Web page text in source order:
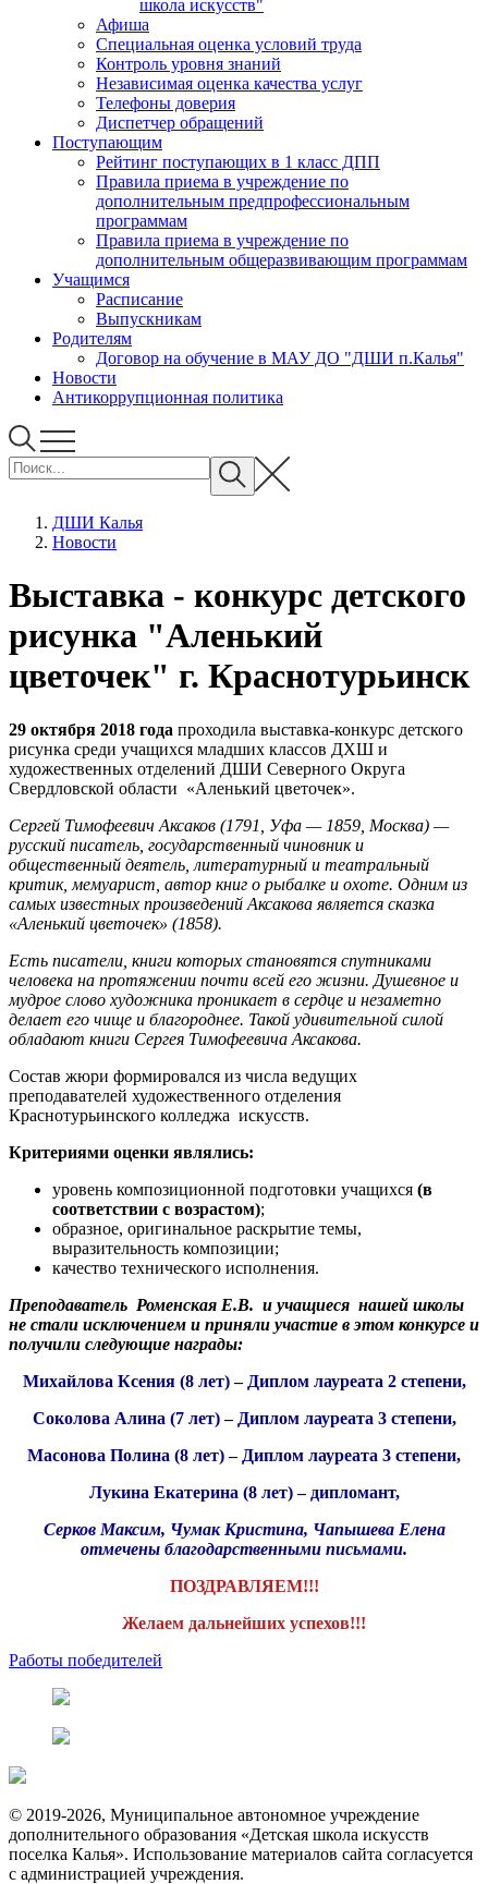
школа искусств"
Афиша
Специальная оценка условий труда
Контроль уровня знаний
Независимая оценка качества услуг
Телефоны доверия
Диспетчер обращений
Поступающим
Рейтинг поступающих в 1 класс ДПП
Правила приема в учреждение по
дополнительным предпрофессиональным
программам
Правила приема в учреждение по
дополнительным общеразвивающим программам
Учащимся
Расписание
Выпускникам
Родителям
Договор на обучение в МАУ ДО "ДШИ п.Калья"
Новости
Антикоррупционная политика
ДШИ Калья
Новости
Выставка - конкурс детского
рисунка "Аленький
цветочек" г. Краснотурьинск
29 октября 2018 года проходила выставка-конкурс детского
рисунка среди учащихся младших классов ДХШ и
художественных отделений ДШИ Северного Округа
Свердловской области «Аленький цветочек».
Сергей Тимофеевич Аксаков (1791, Уфа — 1859, Москва) —
русский писатель, государственный чиновник и
общественный деятель, литературный и театральный
критик, мемуарист, автор книг о рыбалке и охоте. Одним из
самых известных произведений Аксакова является сказка
«Аленький цветочек» (1858).
Есть писатели, книги которых становятся спутниками
человека на протяжении почти всей его жизни. Душевное и
мудрое слово художника проникает в сердце и незаметно
делает его чище и благороднее. Такой удивительной силой
обладают книги Сергея Тимофеевича Аксакова.
Состав жюри формировался из числа ведущих
преподавателей художественного отделения
Краснотурьинского колледжа искусств.
Критериями оценки являлись:
уровень композиционной подготовки учащихся (в
соответствии с возрастом);
образное, оригинальное раскрытие темы,
выразительность композиции;
качество технического исполнения.
Преподаватель Роменская Е.В. и учащиеся нашей школы
не стали исключением и приняли участие в этом конкурсе и
получили следующие награды:
Михайлова Ксения (8 лет) – Диплом лауреата 2 степени,
Соколова Алина (7 лет) – Диплом лауреата 3 степени,
Масонова Полина (8 лет) – Диплом лауреата 3 степени,
Лукина Екатерина (8 лет) – дипломант,
Серков Максим, Чумак Кристина, Чапышева Елена
отмечены благодарственными письмами.
ПОЗДРАВЛЯЕМ!!!
Желаем дальнейших успехов!!!
Работы победителей
© 2019-2026, Муниципальное автономное учреждение
дополнительного образования «Детская школа искусств
поселка Калья». Использование материалов сайта согласуется
с администрацией учреждения.